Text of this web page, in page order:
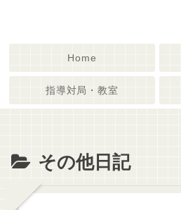
Home
指導対局・教室
その他日記